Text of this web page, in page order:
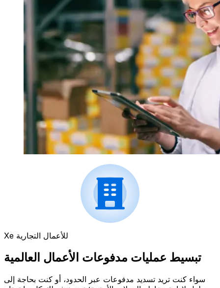
Xe للأعمال التجارية
تبسيط عمليات مدفوعات الأعمال العالمية
سواء كنت تريد تسديد مدفوعات عبر الحدود، أو كنت بحاجة إلى